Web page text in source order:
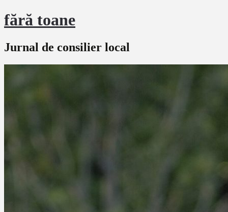
fără toane
Jurnal de consilier local